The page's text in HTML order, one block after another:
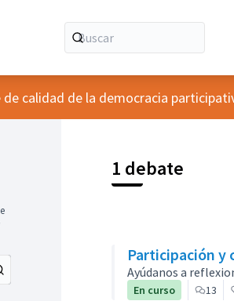
de calidad de la democracia
1 debate
Participación y
Ayúdanos a
En curso 13